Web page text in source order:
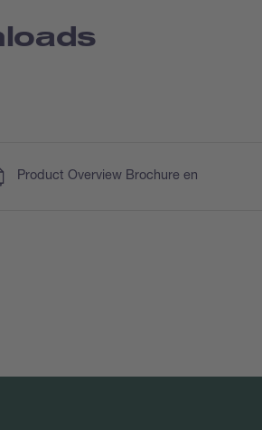
Product Overview Brochure en